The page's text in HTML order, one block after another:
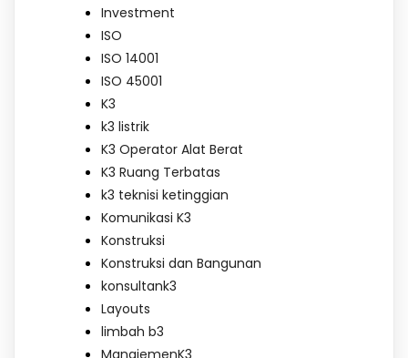
Investment
ISO
ISO 14001
ISO 45001
K3
k3 listrik
K3 Operator Alat Berat
K3 Ruang Terbatas
k3 teknisi ketinggian
Komunikasi K3
Konstruksi
Konstruksi dan Bangunan
konsultank3
Layouts
limbah b3
ManajemenK3